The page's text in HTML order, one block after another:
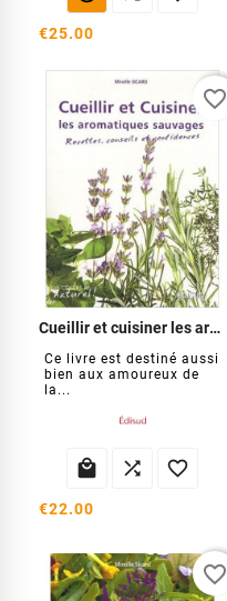
€25.00
Cueillir et cuisiner les aromatiques sauvages
Ce livre est destiné aussi
bien aux amoureux de
la...
  
€22.00
favorite_border
favorite_border